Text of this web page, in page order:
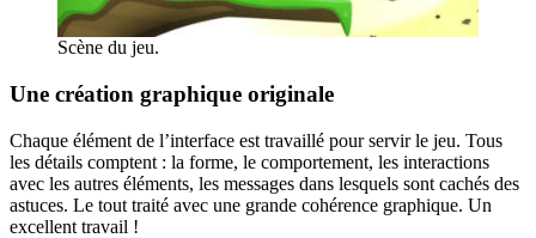
Scène du jeu.
Une création graphique originale
Chaque élément de l’interface est travaillé pour servir le jeu. Tous
les détails comptent : la forme, le comportement, les interactions
avec les autres éléments, les messages dans lesquels sont cachés des
astuces. Le tout traité avec une grande cohérence graphique. Un
excellent travail !